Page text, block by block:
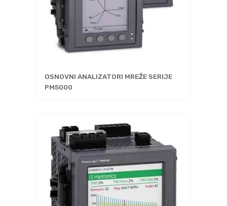
OSNOVNI ANALIZATORI MREŽE SERIJE
PM5000